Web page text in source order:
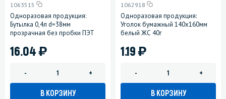
1063515
Одноразовая продукция:
Бутылка 0,4л d=38мм
прозрачная без пробки ПЭТ
16.04)
- +
В КОРЗИНУ
1062918
Одноразовая продукция:
Уголок бумажный 140х160мм
белый ЖС 40г
1.19)
- +
В КОРЗИНУ